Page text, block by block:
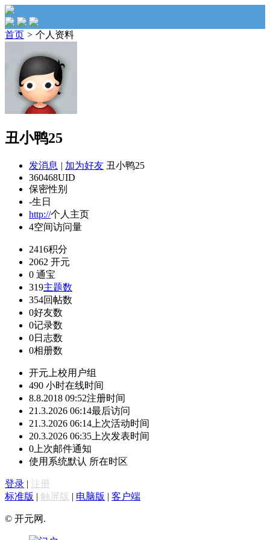
首页 > 个人资料
丑小鸭25
发消息 | 加为好友 丑小鸭25
360468UID
保密性别
-生日
http://个人主页
4空间访问量
2416积分
2062 开元
0 通宝
319主题数
354回帖数
0好友数
0记录数
0日志数
0相册数
开元上校用户组
490 小时在线时间
8.8.2018 09:52注册时间
21.3.2026 06:14最后访问
21.3.2026 06:14 上次活动时间
20.3.2026 06:35 上次发表时间
0 上次邮件通知
使用系统默认 所在时区
登录 | 注册
标准版 | 触屏版 | 电脑版 | 客户端
© 开元网.